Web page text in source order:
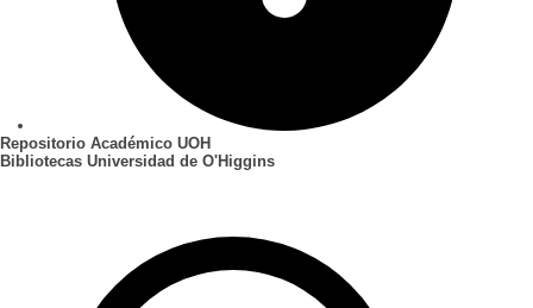
Repositorio Académico UOH
Bibliotecas Universidad de O'Higgins